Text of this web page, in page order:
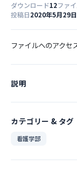
ダウンロード12ファ
投稿日2020年5月29日
ファイルへのアクセ
説明
カテゴリー & タグ
看護学部